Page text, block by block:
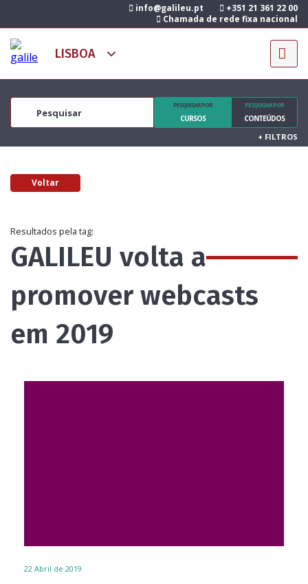
info@galileu.pt
+351 21 361 22 00
Chamada de rede fixa nacional
PESQUISAR POR
CURSOS
PESQUISAR POR
CONTEÚDOS
+ FILTROS
Voltar
Resultados pela tag:
GALILEU volta a
promover webcasts
em 2019
22 Abril de 2019